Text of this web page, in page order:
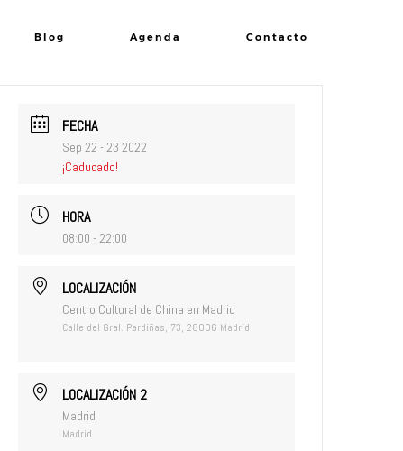
Blog Agenda Contacto
FECHA
Sep 22 - 23 2022
¡Caducado!
HORA
08:00 - 22:00
LOCALIZACIÓN
Centro Cultural de China en Madrid
Calle del Gral. Pardiñas, 73, 28006 Madrid
LOCALIZACIÓN 2
Madrid
Madrid